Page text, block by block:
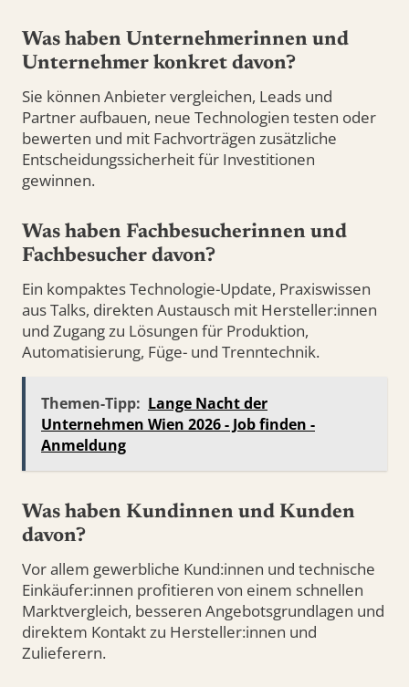
Was haben Unternehmerinnen und
Unternehmer konkret davon?
Sie können Anbieter vergleichen, Leads und
Partner aufbauen, neue Technologien testen oder
bewerten und mit Fachvorträgen zusätzliche
Entscheidungssicherheit für Investitionen
gewinnen.
Was haben Fachbesucherinnen und
Fachbesucher davon?
Ein kompaktes Technologie-Update, Praxiswissen
aus Talks, direkten Austausch mit Hersteller:innen
und Zugang zu Lösungen für Produktion,
Automatisierung, Füge- und Trenntechnik.
Themen-Tipp: Lange Nacht der
Unternehmen Wien 2026 - Job finden -
Anmeldung
Was haben Kundinnen und Kunden
davon?
Vor allem gewerbliche Kund:innen und technische
Einkäufer:innen profitieren von einem schnellen
Marktvergleich, besseren Angebotsgrundlagen und
direktem Kontakt zu Hersteller:innen und
Zulieferern.